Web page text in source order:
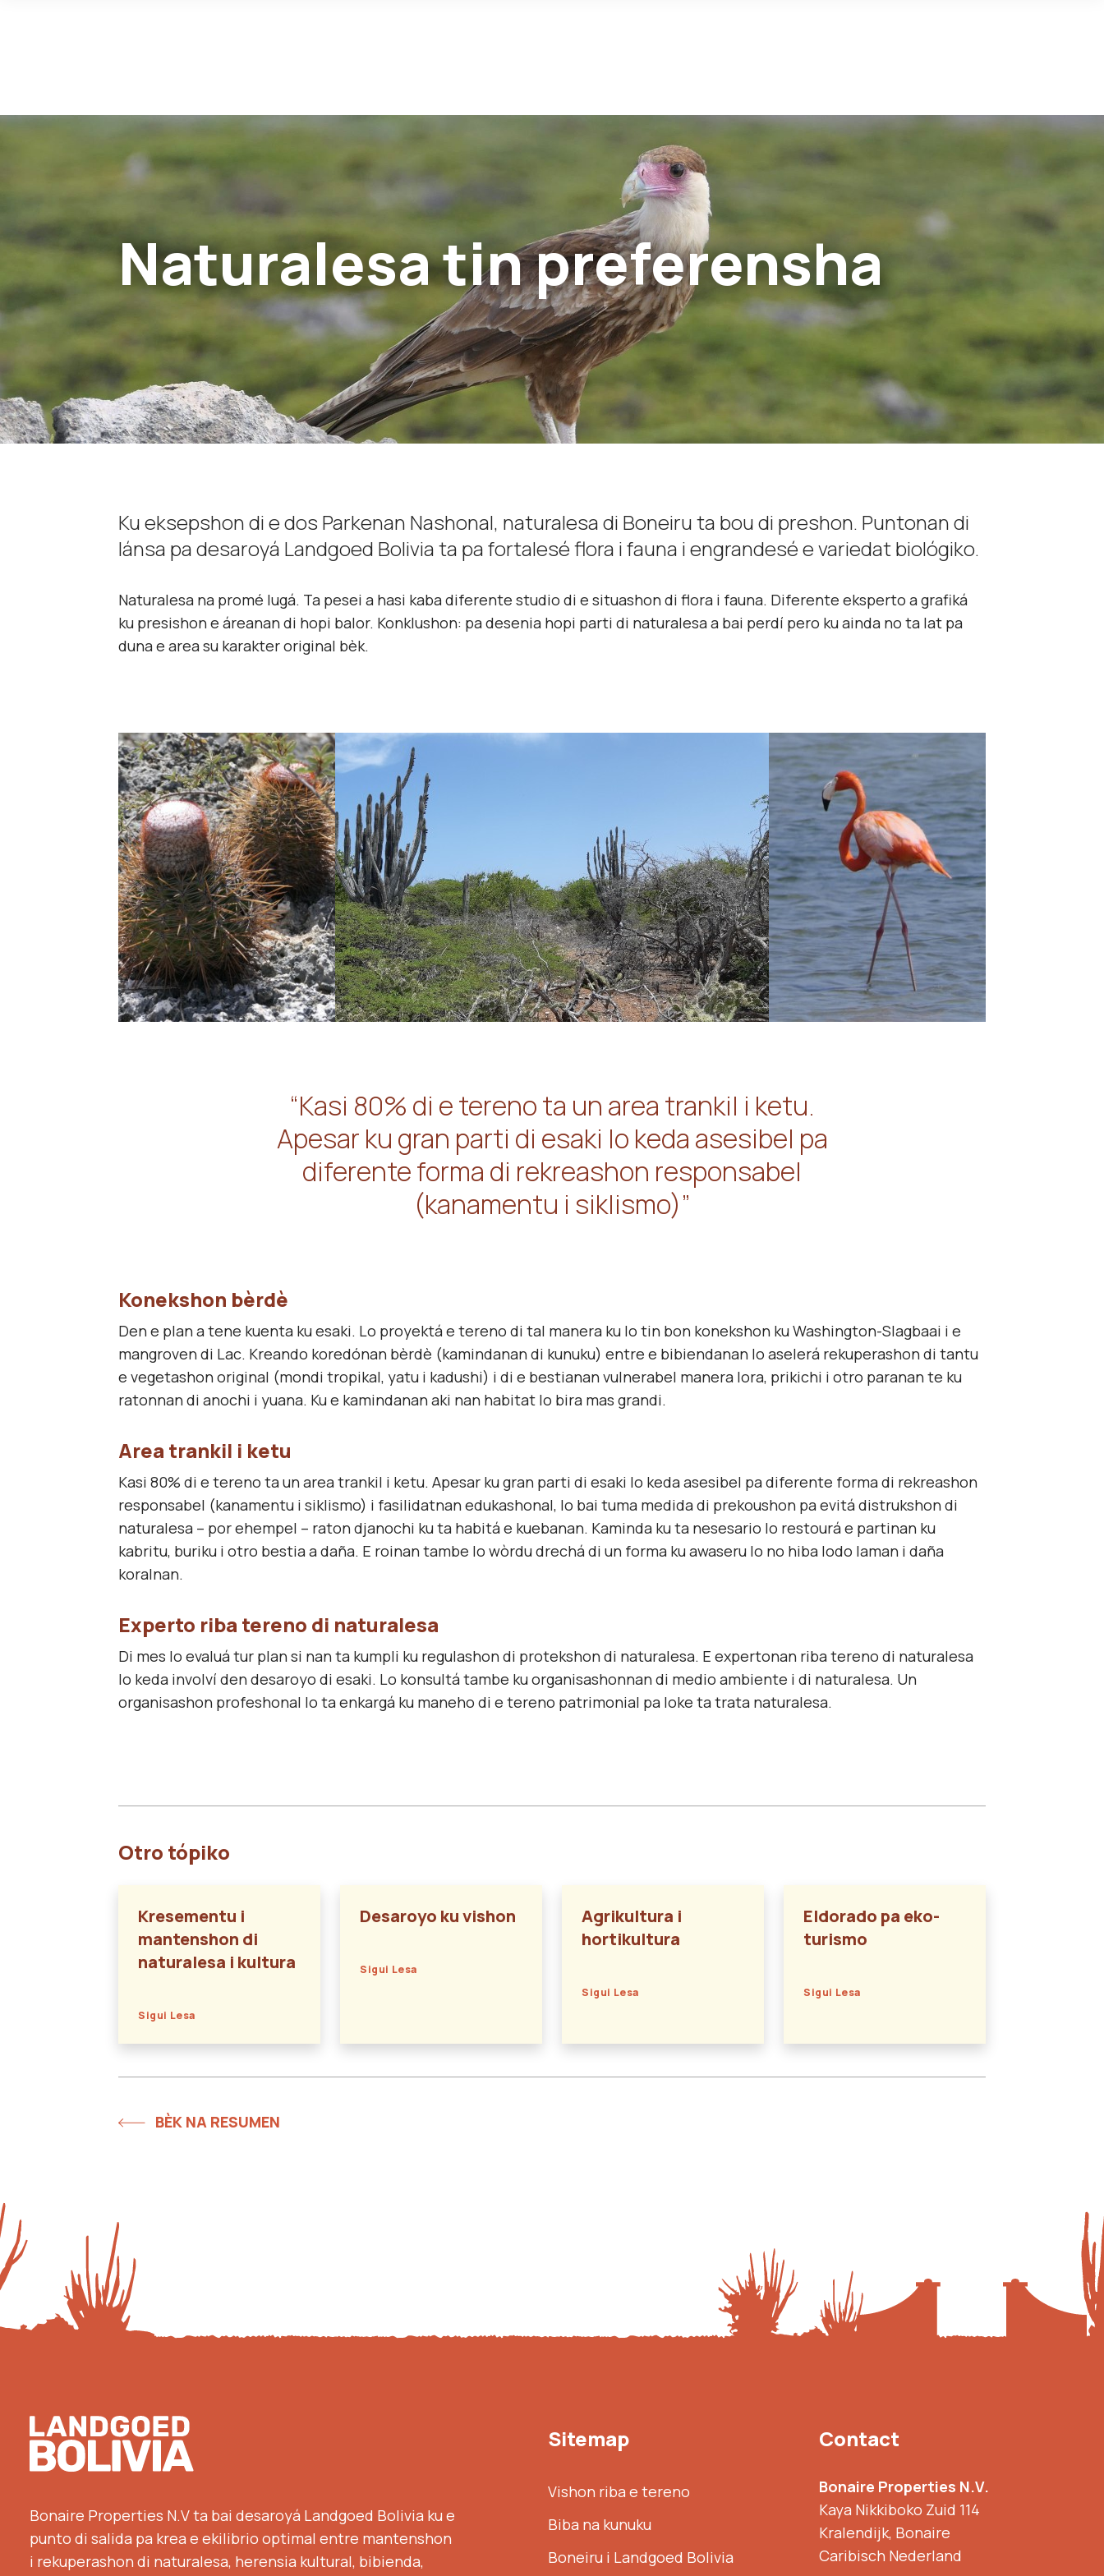
Naturalesa tin preferensha
Ku eksepshon di e dos Parkenan Nashonal, naturalesa di Boneiru ta bou di preshon. Puntonan di
lánsa pa desaroyá Landgoed Bolivia ta pa fortalesé flora i fauna i engrandesé e variedat biológiko.
Naturalesa na promé lugá. Ta pesei a hasi kaba diferente studio di e situashon di flora i fauna. Diferente eksperto a grafiká
ku presishon e áreanan di hopi balor. Konklushon: pa desenia hopi parti di naturalesa a bai perdí pero ku ainda no ta lat pa
duna e area su karakter original bèk.
“Kasi 80% di e tereno ta un area trankil i ketu.
Apesar ku gran parti di esaki lo keda asesibel pa
diferente forma di rekreashon responsabel
(kanamentu i siklismo)”
Konekshon bèrdè
Den e plan a tene kuenta ku esaki. Lo proyektá e tereno di tal manera ku lo tin bon konekshon ku Washington-Slagbaai i e
mangroven di Lac. Kreando koredónan bèrdè (kamindanan di kunuku) entre e bibiendanan lo aselerá rekuperashon di tantu
e vegetashon original (mondi tropikal, yatu i kadushi) i di e bestianan vulnerabel manera lora, prikichi i otro paranan te ku
ratonnan di anochi i yuana. Ku e kamindanan aki nan habitat lo bira mas grandi.
Area trankil i ketu
Kasi 80% di e tereno ta un area trankil i ketu. Apesar ku gran parti di esaki lo keda asesibel pa diferente forma di rekreashon
responsabel (kanamentu i siklismo) i fasilidatnan edukashonal, lo bai tuma medida di prekoushon pa evitá distrukshon di
naturalesa – por ehempel – raton djanochi ku ta habitá e kuebanan. Kaminda ku ta nesesario lo restourá e partinan ku
kabritu, buriku i otro bestia a daña. E roinan tambe lo wòrdu drechá di un forma ku awaseru lo no hiba lodo laman i daña
koralnan.
Experto riba tereno di naturalesa
Di mes lo evaluá tur plan si nan ta kumpli ku regulashon di protekshon di naturalesa. E expertonan riba tereno di naturalesa
lo keda involví den desaroyo di esaki. Lo konsultá tambe ku organisashonnan di medio ambiente i di naturalesa. Un
organisashon profeshonal lo ta enkargá ku maneho di e tereno patrimonial pa loke ta trata naturalesa.
Otro tópiko
Kresementu i
mantenshon di
naturalesa i kultura
Sigui Lesa
Desaroyo ku vishon
Sigui Lesa
Agrikultura i
hortikultura
Sigui Lesa
Eldorado pa eko-
turismo
Sigui Lesa
BÈK NA RESUMEN
Footer
Bonaire Properties N.V ta bai desaroyá Landgoed Bolivia ku e
punto di salida pa krea e ekilibrio optimal entre mantenshon
i rekuperashon di naturalesa, herensia kultural, bibienda,
Sitemap
Vishon riba e tereno
Biba na kunuku
Boneiru i Landgoed Bolivia
Contact
Bonaire Properties N.V.
Kaya Nikkiboko Zuid 114
Kralendijk, Bonaire
Caribisch Nederland